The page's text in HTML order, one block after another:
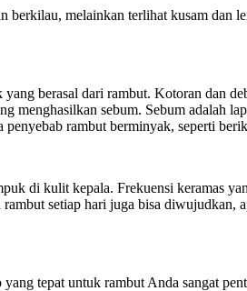
melainkan terlihat kusam dan
berasal dari rambut. Kotoran dan
menghasilkan sebum. Sebum adalah
rambut berminyak, seperti
di kulit kepala. Frekuensi keramas
setiap hari juga bisa diwujudkan,
tepat untuk rambut Anda sangat